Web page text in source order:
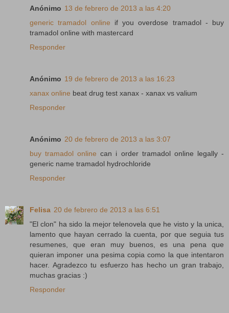
Anónimo 13 de febrero de 2013 a las 4:20
generic tramadol online if you overdose tramadol - buy
tramadol online with mastercard
Responder
Anónimo 19 de febrero de 2013 a las 16:23
xanax online beat drug test xanax - xanax vs valium
Responder
Anónimo 20 de febrero de 2013 a las 3:07
buy tramadol online can i order tramadol online legally -
generic name tramadol hydrochloride
Responder
Felisa 20 de febrero de 2013 a las 6:51
"El clon" ha sido la mejor telenovela que he visto y la unica,
lamento que hayan cerrado la cuenta, por que seguia tus
resumenes, que eran muy buenos, es una pena que
quieran imponer una pesima copia como la que intentaron
hacer. Agradezco tu esfuerzo has hecho un gran trabajo,
muchas gracias :)
Responder